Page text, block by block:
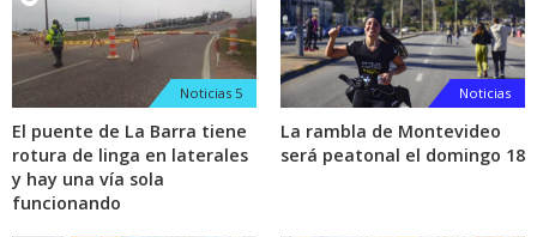
Noticias 5
El puente de La Barra tiene
rotura de linga en laterales
y hay una vía sola
funcionando
Noticias
La rambla de Montevideo
será peatonal el domingo 18